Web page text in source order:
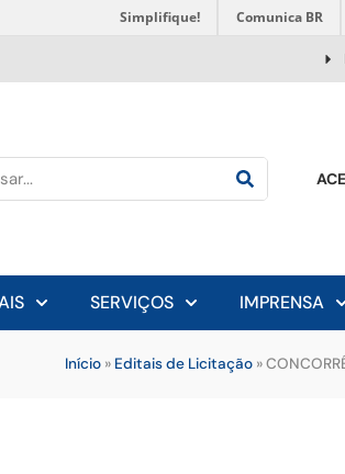
Simplifique! Comunica BR
SERVIÇOS IMPRENSA
Início» Editais de Licitação»